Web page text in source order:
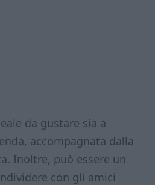
da gustare sia a
accompagnata dalla
Inoltre, può essere un
con gli amici